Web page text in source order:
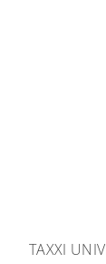
TAXXI